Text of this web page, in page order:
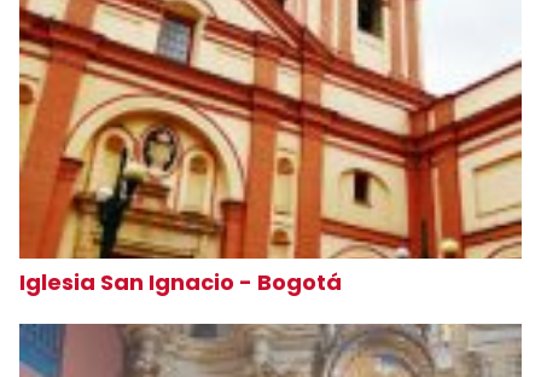
Iglesia San Ignacio - Bogotá